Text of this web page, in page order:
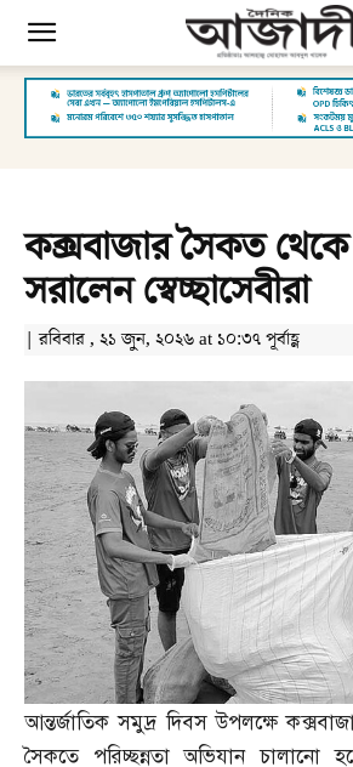
কক্সবাজার সৈকত
সরালেন স্বেচ্ছাসেবীরা
| রবিবার , ২১ জুন, ২০২৬ at ১০:৩৭ পূর্বাহ্ণ
আন্তর্জাতিক সমুদ্র দিবস উপলক্ষে
সৈকতে পরিচ্ছন্নতা অভিযান চালানো